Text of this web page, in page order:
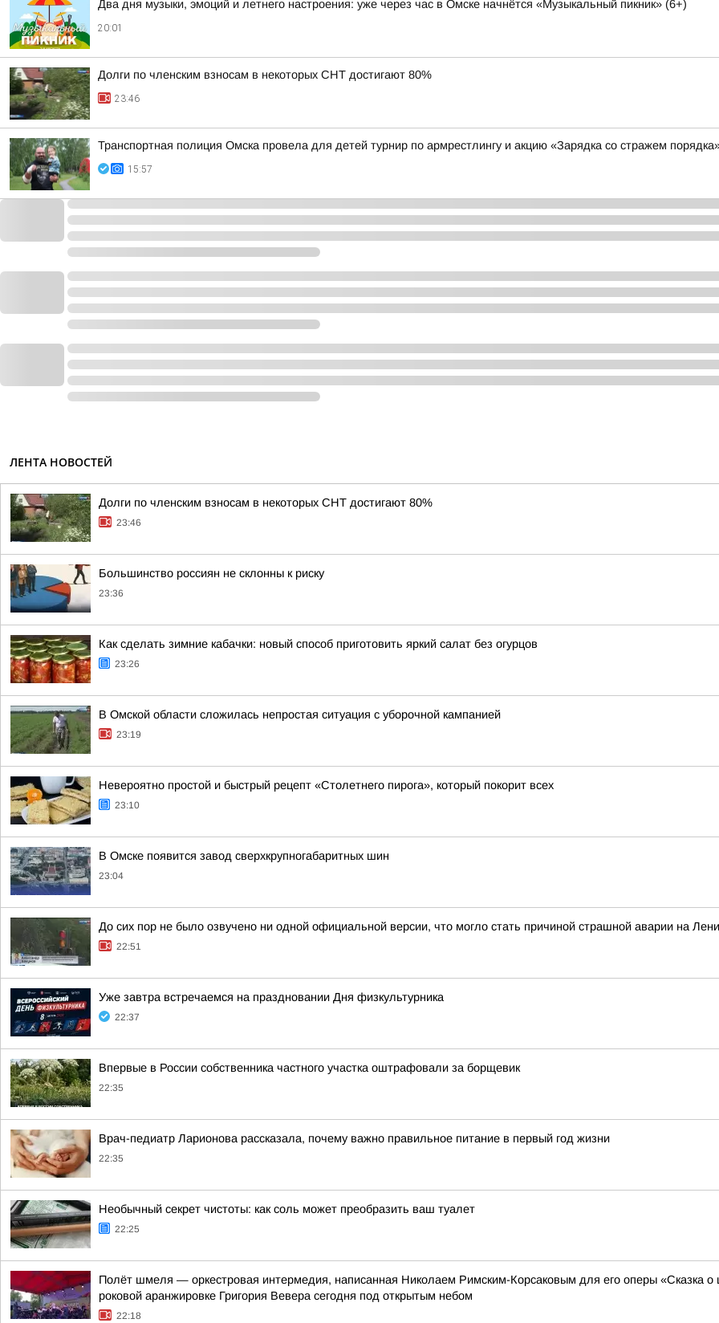
Два дня музыки, эмоций и летнего настроения: уже через час в Омске начнётся «Музыкальный пикник» (6+)
20:01
Долги по членским взносам в некоторых СНТ достигают 80%
23:46
Транспортная полиция Омска провела для детей турнир по армрестлингу и акцию «Зарядка со стражем
15:57
ЛЕНТА НОВОСТЕЙ
Долги по членским взносам в некоторых СНТ достигают 80%
23:46
Большинство россиян не склонны к риску
23:36
Как сделать зимние кабачки: новый способ приготовить яркий салат без огурцов
23:26
В Омской области сложилась непростая ситуация с уборочной кампанией
23:19
Невероятно простой и быстрый рецепт «Столетнего пирога», который покорит всех
23:10
В Омске появится завод сверхкрупногабаритных шин
23:04
До сих пор не было озвучено ни одной официальной версии, что могло стать причиной страшной аварии на
22:51
Уже завтра встречаемся на праздновании Дня физкультурника
22:37
Впервые в России собственника частного участка оштрафовали за борщевик
22:35
Врач-педиатр Ларионова рассказала, почему важно правильное питание в первый год жизни
22:35
Необычный секрет чистоты: как соль может преобразить ваш туалет
22:25
Полёт шмеля — оркестровая интермедия, написанная Николаем Римским-Корсаковым для его оперы «Сказка о
роковой аранжировке Григория Вевера сегодня под открытым небом
22:18